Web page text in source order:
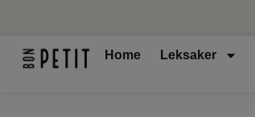
Home Leksaker